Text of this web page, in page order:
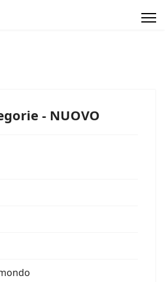
- NUOVO